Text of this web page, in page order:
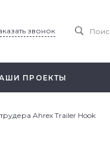
звонок
ПРОЕКТЫ
Ahrex Trailer Hook